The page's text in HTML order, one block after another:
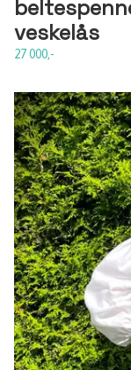
veskelås
27 000,-